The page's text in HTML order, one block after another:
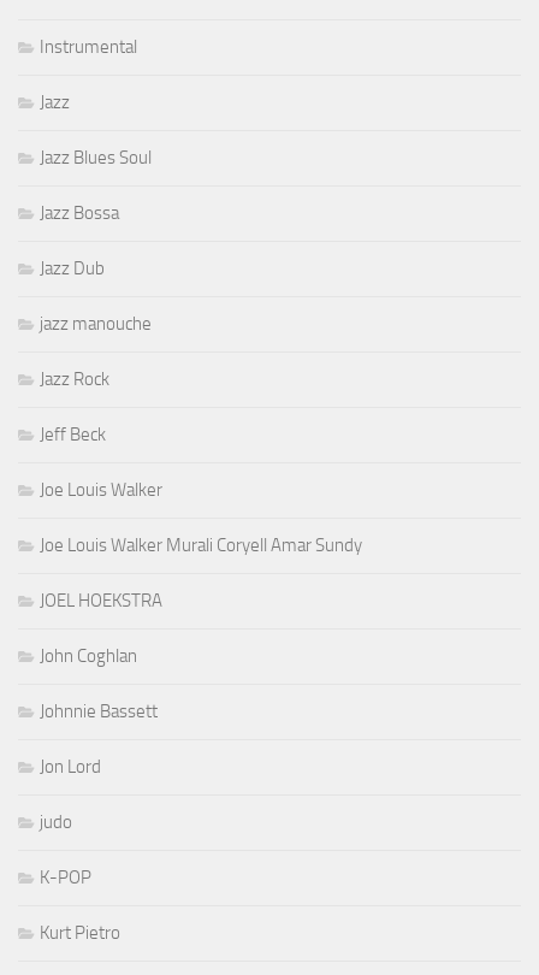
Instrumental
Jazz
Jazz Blues Soul
Jazz Bossa
Jazz Dub
jazz manouche
Jazz Rock
Jeff Beck
Joe Louis Walker
Joe Louis Walker Murali Coryell Amar Sundy
JOEL HOEKSTRA
John Coghlan
Johnnie Bassett
Jon Lord
judo
K-POP
Kurt Pietro